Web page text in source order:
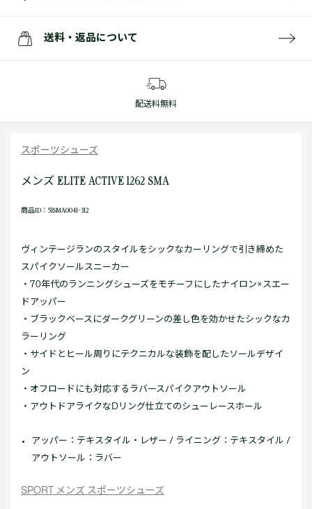
送料・返品について
配送料無料
スポーツシューズ
メンズ ELITE ACTIVE 1262 SMA
商品ID：51SMA0041-312
ヴィンテージランのスタイルをシックなカーリングで引き締めた
スパイクソールスニーカー
・70年代のランニングシューズをモチーフにしたナイロン×スエー
ドアッパー
・ブラックベースにダークグリーンの差し色を効かせたシックなカ
ラーリング
・サイドとヒール周りにテクニカルな装飾を配したソールデザイ
ン
・オフロードにも対応するラバースパイクアウトソール
・アウトドアライクなDリング仕立てのシューレースホール
アッパー：テキスタイル・レザー / ライニング：テキスタイル /
アウトソール：ラバー
SPORT メンズ スポーツシューズ